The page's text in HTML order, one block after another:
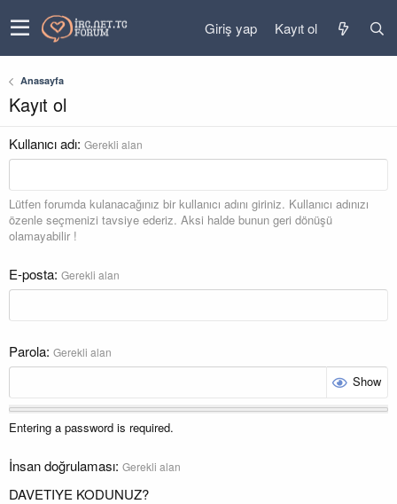
Giriş yap Kayıt ol
Anasayfa
Kayıt ol
Kullanıcı adı Gerekli alan
Lütfen forumda kulanacağınız bir kullanıcı adını giriniz. Kullanıcı adınızı
özenle seçmenizi tavsiye ederiz. Aksi halde bunun geri dönüşü
olamayabilir !
E-posta Gerekli alan
Parola Gerekli alan
Show
Entering a password is required.
İnsan doğrulaması Gerekli alan
DAVETIYE KODUNUZ?